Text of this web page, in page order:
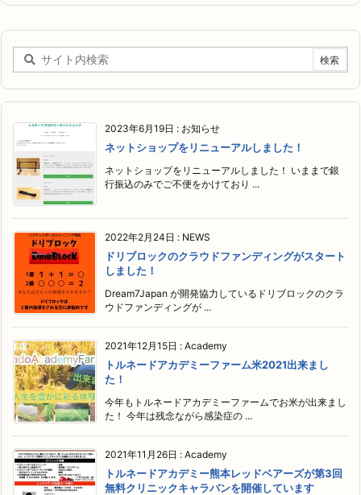
2023年6月19日 : お知らせ
ネットショップをリニューアルしました！
ネットショップをリニューアルしました！ いままで銀
行振込のみでご不便をかけており ...
2022年2月24日 : NEWS
ドリブロックのクラウドファンディングがスタート
しました！
Dream7Japan が開発協力しているドリブロックのクラ
ウドファンディングが ...
2021年12月15日 : Academy
トルネードアカデミーファーム米2021出来まし
た！
今年もトルネードアカデミーファームでお米が出来まし
た！ 今年は残念ながら感染症の ...
2021年11月26日 : Academy
トルネードアカデミー熊本レッドベアーズが第3回
無料クリニックキャラバンを開催しています